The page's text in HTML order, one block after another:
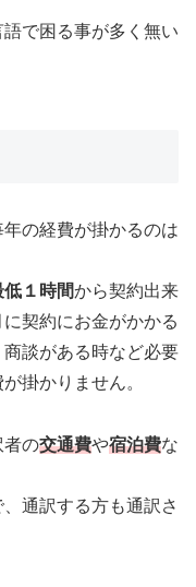
で困る事が多く無い
の経費が掛かるのは
低１時間から契約出来
契約にお金がかかる
談がある時など必要
掛かりません。
者の交通費や宿泊費な
通訳する方も通訳さ